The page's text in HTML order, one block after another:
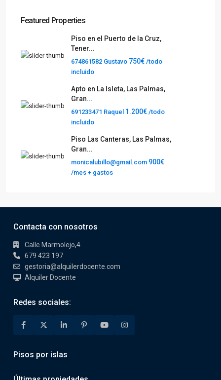
Featured Properties
Piso en el Puerto de la Cruz,
Tener...
674861582 Gustavo 750€ /todo
incluido
Apto en La Isleta, Las Palmas,
Gran...
691233471 Raquel 1.200€ /todo
incluido
Piso Las Canteras, Las Palmas,
Gran...
monicalubillo@gmail.com 900€
/mes + gastos
Contacta con nosotros
Calle Marmolejo,4
679 423 197
gestoria@alquilerdocente.com
Alquiler Docente
Redes sociales:
Pisos por islas